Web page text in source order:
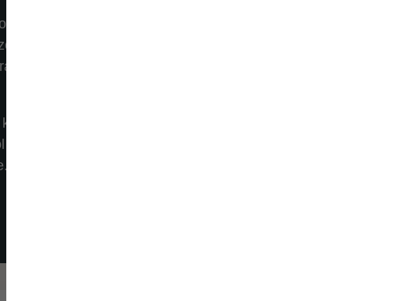
hogy a csapat kiszakadjon a megszokott
rendezvényekhez alkalmas terek, pihenő
és nyugodt, mégis inspiráló
program, hanem jól felépített közös
munka, a pihenés és az együtt töltött idő